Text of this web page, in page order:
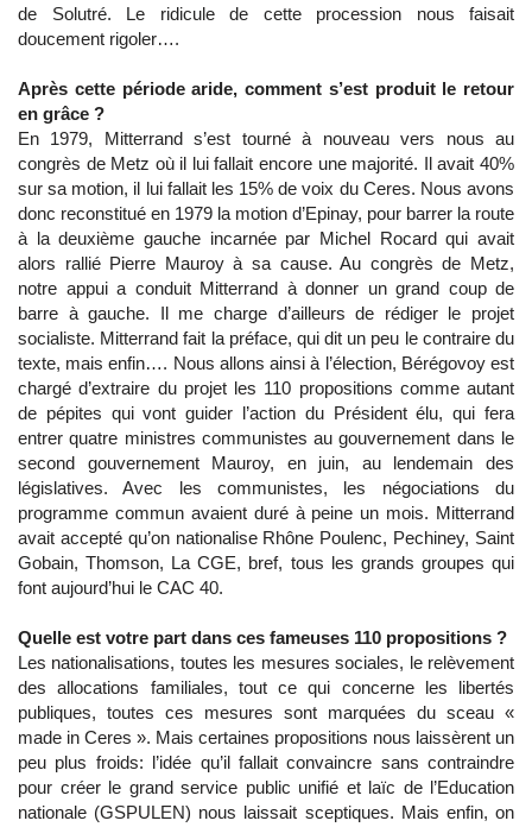
de Solutré. Le ridicule de cette procession nous faisait
doucement rigoler….
Après cette période aride, comment s’est produit le retour
en grâce ?
En 1979, Mitterrand s’est tourné à nouveau vers nous au
congrès de Metz où il lui fallait encore une majorité. Il avait 40%
sur sa motion, il lui fallait les 15% de voix du Ceres. Nous avons
donc reconstitué en 1979 la motion d’Epinay, pour barrer la route
à la deuxième gauche incarnée par Michel Rocard qui avait
alors rallié Pierre Mauroy à sa cause. Au congrès de Metz,
notre appui a conduit Mitterrand à donner un grand coup de
barre à gauche. Il me charge d’ailleurs de rédiger le projet
socialiste. Mitterrand fait la préface, qui dit un peu le contraire du
texte, mais enfin…. Nous allons ainsi à l’élection, Bérégovoy est
chargé d’extraire du projet les 110 propositions comme autant
de pépites qui vont guider l’action du Président élu, qui fera
entrer quatre ministres communistes au gouvernement dans le
second gouvernement Mauroy, en juin, au lendemain des
législatives. Avec les communistes, les négociations du
programme commun avaient duré à peine un mois. Mitterrand
avait accepté qu’on nationalise Rhône Poulenc, Pechiney, Saint
Gobain, Thomson, La CGE, bref, tous les grands groupes qui
font aujourd’hui le CAC 40.
Quelle est votre part dans ces fameuses 110 propositions ?
Les nationalisations, toutes les mesures sociales, le relèvement
des allocations familiales, tout ce qui concerne les libertés
publiques, toutes ces mesures sont marquées du sceau «
made in Ceres ». Mais certaines propositions nous laissèrent un
peu plus froids: l’idée qu’il fallait convaincre sans contraindre
pour créer le grand service public unifié et laïc de l’Education
nationale (GSPULEN) nous laissait sceptiques. Mais enfin, on